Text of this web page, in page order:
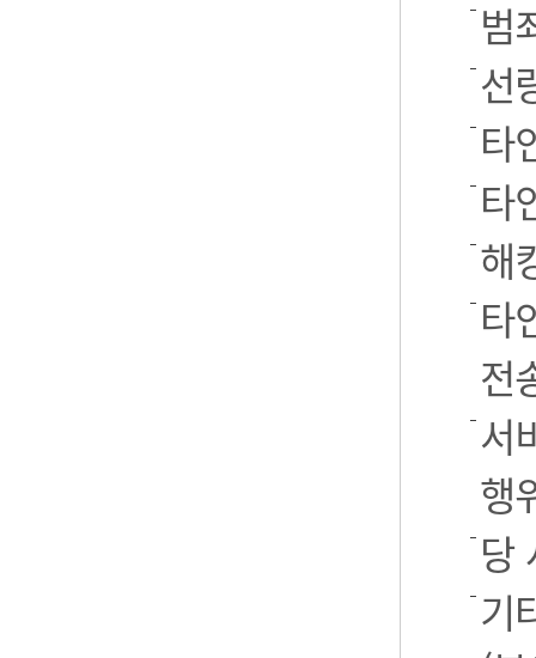
범
선
타
타
해
타
전
서
행
당
기